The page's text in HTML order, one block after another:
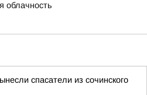
облачность
спасатели из сочинского